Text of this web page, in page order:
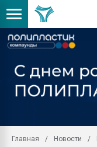
Главная Новости